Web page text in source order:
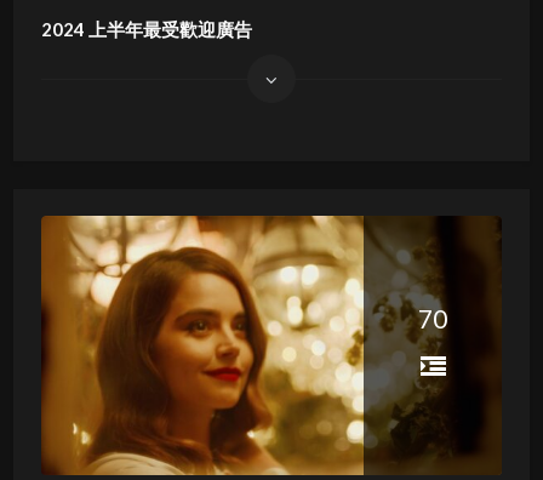
2024 上半年最受歡迎廣告
70